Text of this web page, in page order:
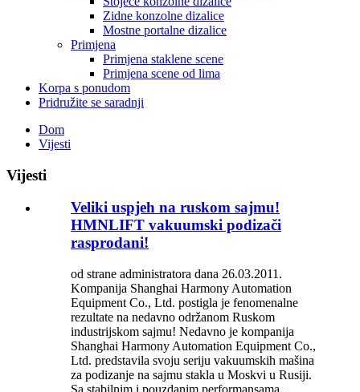
Zidne konzolne dizalice
Mostne portalne dizalice
Primjena
Primjena staklene scene
Primjena scene od lima
Korpa s ponudom
Pridružite se saradnji
Dom
Vijesti
Vijesti
Veliki uspjeh na ruskom sajmu!
HMNLIFT vakuumski podizači
rasprodani!
od strane administratora dana 26.03.2011.
Kompanija Shanghai Harmony Automation
Equipment Co., Ltd. postigla je fenomenalne
rezultate na nedavno održanom Ruskom
industrijskom sajmu! Nedavno je kompanija
Shanghai Harmony Automation Equipment Co.,
Ltd. predstavila svoju seriju vakuumskih mašina
za podizanje na sajmu stakla u Moskvi u Rusiji.